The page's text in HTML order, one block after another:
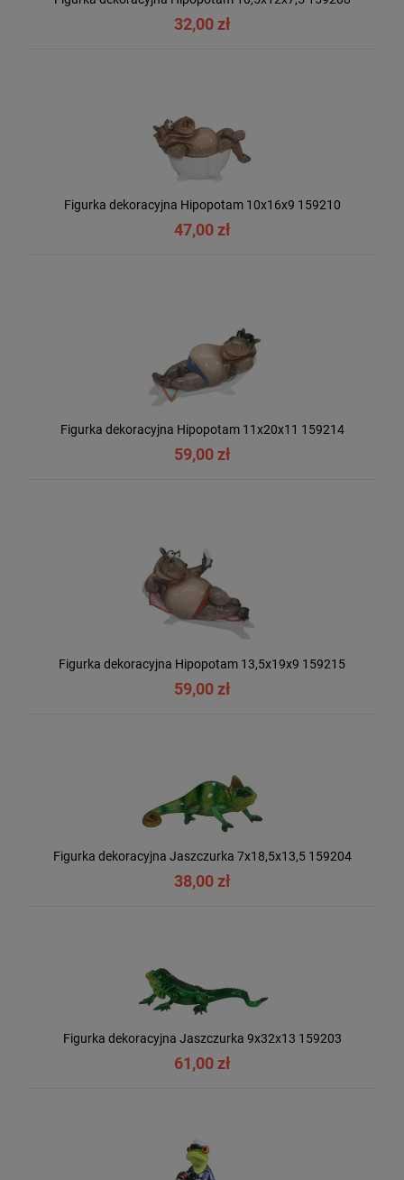
32,00 zł
Figurka dekoracyjna Hipopotam 10x16x9 159210
47,00 zł
Figurka dekoracyjna Hipopotam 11x20x11 159214
59,00 zł
Figurka dekoracyjna Hipopotam 13,5x19x9 159215
59,00 zł
Figurka dekoracyjna Jaszczurka 7x18,5x13,5 159204
38,00 zł
Figurka dekoracyjna Jaszczurka 9x32x13 159203
61,00 zł